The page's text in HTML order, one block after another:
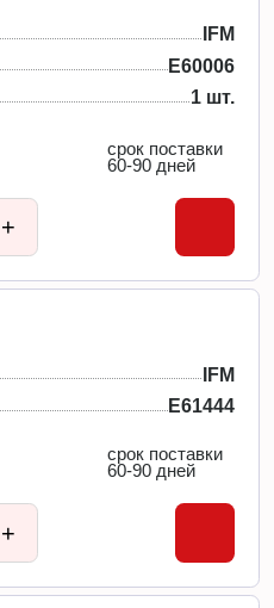
IFM
E60006
1 шт.
срок поставки
60-90 дней
+
IFM
E61444
срок поставки
60-90 дней
+